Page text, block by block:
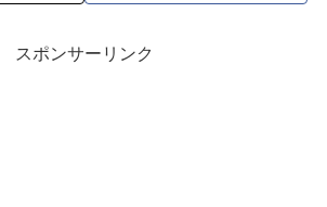
スポンサーリンク